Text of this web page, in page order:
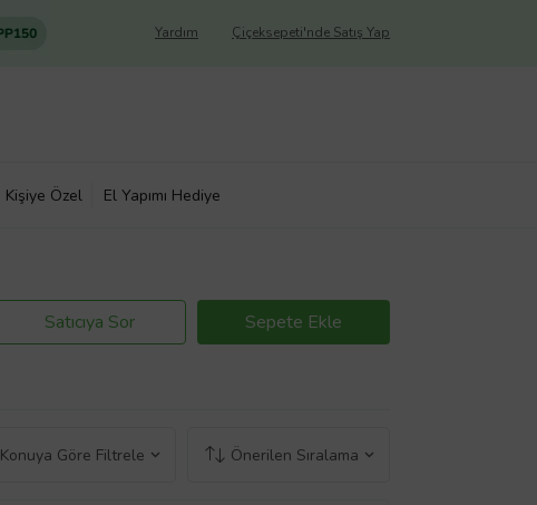
Çiçeksepeti'nde Satış Yap
Yardım
Kişiye Özel El Yapımı Hediye
Satıcıya Sor Sepete Ekle
Konuya Göre Filtrele Önerilen Sıralama